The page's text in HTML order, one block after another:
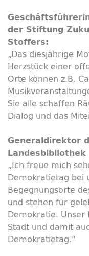
der Stiftung
Stoffers:
„Das diesjährige
Herzstück einer
Orte können z.B.
Sie alle schaffen
Dialog und das
Generaldirektor
„Ich freue mich
Demokratietag bei
Begegnungsorte
und stehen für
Demokratie.
Stadt und damit
Demokratietag.“